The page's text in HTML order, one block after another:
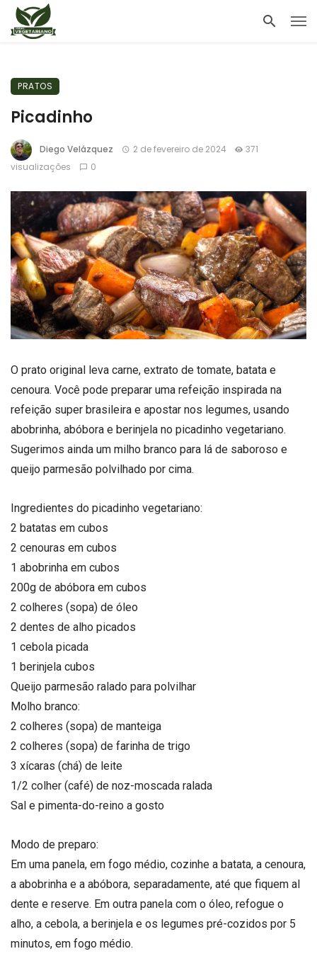
PRATOS
Picadinho
Diego Velázquez 2 de fevereiro de 2024
371
visualizações
0
O prato original leva carne, extrato de tomate, batata e
cenoura. Você pode preparar uma refeição inspirada na
refeição super brasileira e apostar nos legumes, usando
abobrinha, abóbora e berinjela no picadinho vegetariano.
Sugerimos ainda um milho branco para lá de saboroso e
queijo parmesão polvilhado por cima.
Ingredientes do picadinho vegetariano:
2 batatas em cubos
2 cenouras em cubos
1 abobrinha em cubos
200g de abóbora em cubos
2 colheres (sopa) de óleo
2 dentes de alho picados
1 cebola picada
1 berinjela cubos
Queijo parmesão ralado para polvilhar
Molho branco:
2 colheres (sopa) de manteiga
2 colheres (sopa) de farinha de trigo
3 xícaras (chá) de leite
1/2 colher (café) de noz-moscada ralada
Sal e pimenta-do-reino a gosto
Modo de preparo:
Em uma panela, em fogo médio, cozinhe a batata, a cenoura,
a abobrinha e a abóbora, separadamente, até que fiquem al
dente e reserve. Em outra panela com o óleo, refogue o
alho, a cebola, a berinjela e os legumes pré-cozidos por 5
minutos, em fogo médio.